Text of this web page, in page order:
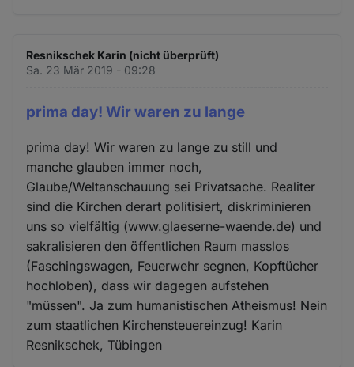
Resnikschek Karin (nicht überprüft)
Sa. 23 Mär 2019 - 09:28
prima day! Wir waren zu lange
prima day! Wir waren zu lange zu still und
manche glauben immer noch,
Glaube/Weltanschauung sei Privatsache. Realiter
sind die Kirchen derart politisiert, diskriminieren
uns so vielfältig (www.glaeserne-waende.de) und
sakralisieren den öffentlichen Raum masslos
(Faschingswagen, Feuerwehr segnen, Kopftücher
hochloben), dass wir dagegen aufstehen
"müssen". Ja zum humanistischen Atheismus! Nein
zum staatlichen Kirchensteuereinzug! Karin
Resnikschek, Tübingen